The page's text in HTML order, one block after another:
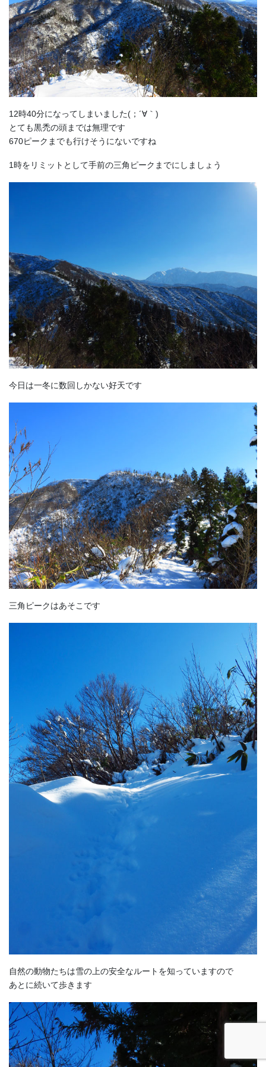
12時40分になってしまいました(；´∀｀)
とても黒禿の頭までは無理です
670ピークまでも行けそうにないですね
1時をリミットとして手前の三角ピークまでにしましょう
今日は一冬に数回しかない好天です
三角ピークはあそこです
自然の動物たちは雪の上の安全なルートを知っていますので
あとに続いて歩きます